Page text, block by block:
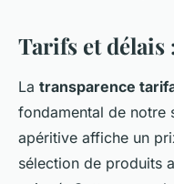
Tarifs et
La transparence
fondamental de notre
apéritive affiche un
sélection de produits